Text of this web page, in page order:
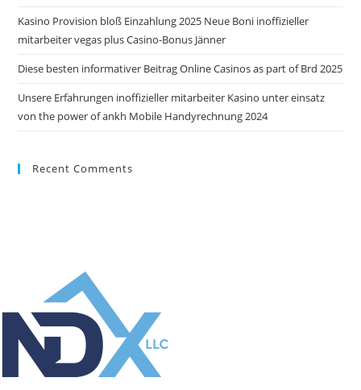
Kasino Provision bloß Einzahlung 2025 Neue Boni inoffizieller
mitarbeiter vegas plus Casino-Bonus Jänner
Diese besten informativer Beitrag Online Casinos as part of Brd 2025
Unsere Erfahrungen inoffizieller mitarbeiter Kasino unter einsatz
von the power of ankh Mobile Handyrechnung 2024
Recent Comments